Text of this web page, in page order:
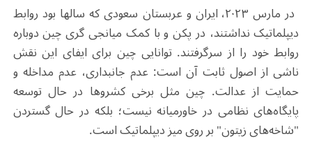
در مارس ۲۰۲۳، ایران و عربستان سعودی که سالها بود روابط
دیپلماتیک نداشتند، در پکن و با کمک میانجی گری چین دوباره
روابط خود را از سرگرفتند. توانایی چین برای ایفای این نقش
ناشی از اصول ثابت آن است: عدم جانبداری، عدم مداخله و
حمایت از عدالت. چین مثل برخی کشروها در حال توسعه
پایگاه‌های نظامی در خاورمیانه نیست؛ بلکه در حال گستردن
"شاخه‌های زیتون" بر روی میز دیپلماتیک است.